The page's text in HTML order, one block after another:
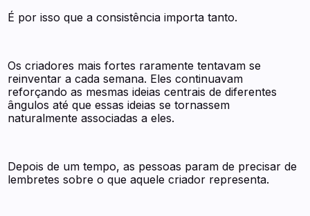
É por isso que a consistência importa tanto.
Os criadores mais fortes raramente tentavam se
reinventar a cada semana. Eles continuavam
reforçando as mesmas ideias centrais de diferentes
ângulos até que essas ideias se tornassem
naturalmente associadas a eles.
Depois de um tempo, as pessoas param de precisar de
lembretes sobre o que aquele criador representa.